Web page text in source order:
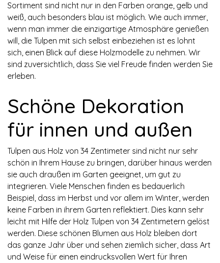
Sortiment sind nicht nur in den Farben orange, gelb und
weiß, auch besonders blau ist möglich. Wie auch immer,
wenn man immer die einzigartige Atmosphäre genießen
will, die Tulpen mit sich selbst einbeziehen ist es lohnt
sich, einen Blick auf diese Holzmodelle zu nehmen. Wir
sind zuversichtlich, dass Sie viel Freude finden werden Sie
erleben.
Schöne Dekoration
für innen und außen
Tulpen aus Holz von 34 Zentimeter sind nicht nur sehr
schön in Ihrem Hause zu bringen, darüber hinaus werden
sie auch draußen im Garten geeignet, um gut zu
integrieren. Viele Menschen finden es bedauerlich
Beispiel, dass im Herbst und vor allem im Winter, werden
keine Farben in ihrem Garten reflektiert. Dies kann sehr
leicht mit Hilfe der Holz Tulpen von 34 Zentimetern gelöst
werden. Diese schönen Blumen aus Holz bleiben dort
das ganze Jahr über und sehen ziemlich sicher, dass Art
und Weise für einen eindrucksvollen Wert für Ihren